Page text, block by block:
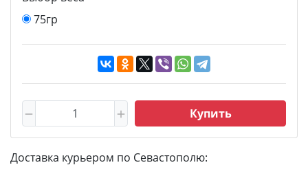
75гр
Купить
Доставка курьером по Севастополю: